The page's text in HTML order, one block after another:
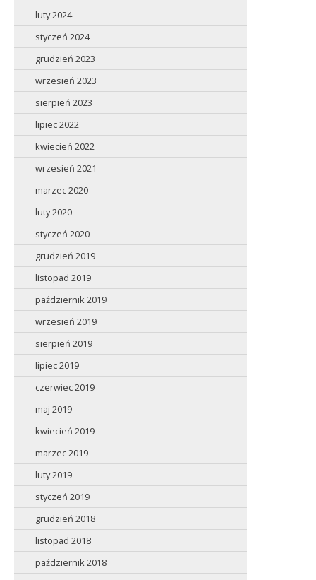
luty 2024
styczeń 2024
grudzień 2023
wrzesień 2023
sierpień 2023
lipiec 2022
kwiecień 2022
wrzesień 2021
marzec 2020
luty 2020
styczeń 2020
grudzień 2019
listopad 2019
październik 2019
wrzesień 2019
sierpień 2019
lipiec 2019
czerwiec 2019
maj 2019
kwiecień 2019
marzec 2019
luty 2019
styczeń 2019
grudzień 2018
listopad 2018
październik 2018